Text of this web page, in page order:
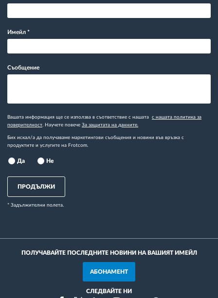
Имейл *
Съобщение
Вашата информация ще се използва в съответствие с нашата с нашата политика за
поверителност . Научете повече За защитата на данните.
Бих искал/а да получаваме маркетингови съобщения и новини във връзка с
продуктите и услугите на Frotcom.
Да Не
ПРОДЪЛЖИ
* Задължителни полета.
ПОЛУЧАВАЙТЕ ПОСЛЕДНИТЕ НОВИНИ НА ВАШИЯТ ИМЕЙЛ
АБОНАМЕНТ
СЛЕДВАЙТЕ НИ